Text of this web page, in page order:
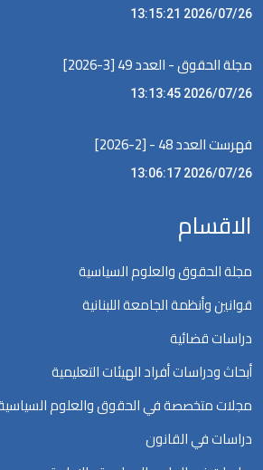
2026/07/26 13:15:21
مجلة الحقوق - العدد 49 [3-2026]
2026/07/26 13:13:45
فهرست العدد 48 - [2-2026]
2026/07/26 13:06:17
الاقسام
مجلة الحقوق والعلوم السياسية
قوانين وأنظمة الجامعة اللبنانية
دراسات قضائية
أبحاث ودراسات أفراد الهيئات التعليمية
مجلات متخصصة في الحقوق والعلوم السياسية
دراسات في القانون